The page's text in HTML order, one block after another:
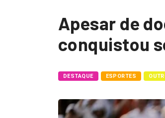
Apesar de
conquistou
DESTAQUE ESPORTES